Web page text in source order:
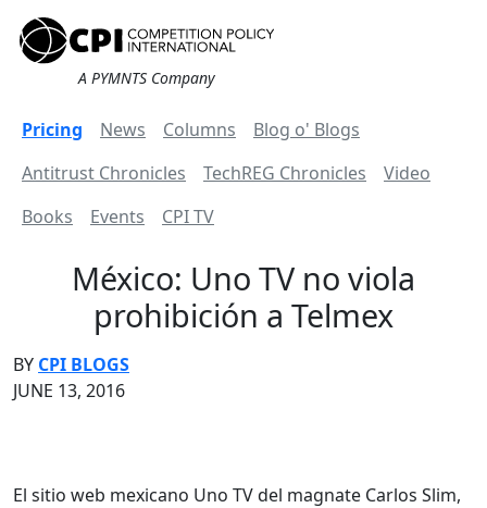
A PYMNTS Company
Pricing News Columns
Blog o' Blogs
Antitrust Chronicles
TechREG Chronicles
Video
Books
Events CPI TV
México: Uno TV no viola
prohibición a Telmex
BY CPI BLOGS
JUNE 13, 2016
El sitio web mexicano Uno TV del magnate Carlos Slim,